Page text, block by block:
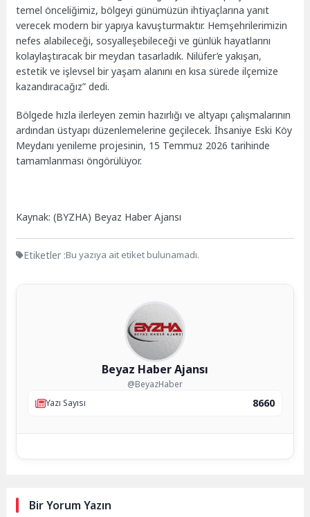
temel önceliğimiz, bölgeyi günümüzün ihtiyaçlarına yanıt
verecek modern bir yapıya kavuşturmaktır. Hemşehrilerimizin
nefes alabileceği, sosyalleşebileceği ve günlük hayatlarını
kolaylaştıracak bir meydan tasarladık. Nilüfer’e yakışan,
estetik ve işlevsel bir yaşam alanını en kısa sürede ilçemize
kazandıracağız” dedi.
Bölgede hızla ilerleyen zemin hazırlığı ve altyapı çalışmalarının
ardından üstyapı düzenlemelerine geçilecek. İhsaniye Eski Köy
Meydanı yenileme projesinin, 15 Temmuz 2026 tarihinde
tamamlanması öngörülüyor.
Kaynak: (BYZHA) Beyaz Haber Ajansı
Etiketler :Bu yazıya ait etiket bulunamadı.
Beyaz Haber Ajansı
@BeyazHaber
Yazı Sayısı
8660
Bir Yorum Yazın